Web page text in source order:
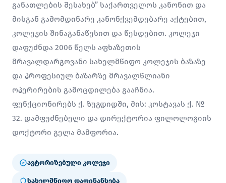
განათლების შესახებ” საქართველოს კანონით და
მისგან გამომდინარე კანონქვემდებარე აქტებით,
კოლეჯის შინაგანაწესით და წესდებით. კოლეჯი
დაფუძნდა 2006 წელს აფხაზეთის
მრავალდარგოვანი სახელმწიფო კოლეჯის ბაზაზე
და პროფესიულ ბაზარზე მრავალწლიანი
ოპერირების გამოცდილება გააჩნია.
ფუნქციონირებს ქ. ზუგდიდში, მის: კოსტავას ქ. №
32. დამფუძნებელი და დირექტორია ფილოლოგიის
დოქტორი გელა მამფორია.
ავტორიზებული კოლეჯი
სახელმწიფო დაფინანსება